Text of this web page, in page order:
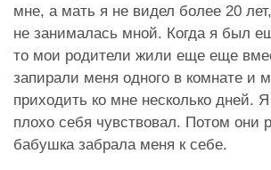
мне, а мать я не видел более 20
не занималась мной. Когда я был
то мои родители жили еще еще
запирали меня одного в комнате и
приходить ко мне несколько дней.
плохо себя чувствовал. Потом они
бабушка забрала меня к себе.